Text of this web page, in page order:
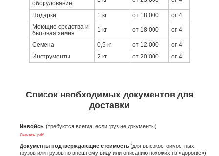
оборудование
Подарки 1 кг от 18 000
от 4
Моющие средства и
бытовая химия
1 кг от 18 000 от 4
Семена 0,5 кг от 12 000
от 4
Инструменты
2 кг от 20 000 от 4
Список необходимых документов для
доставки
Инвойсы (требуются всегда, если груз не документы)
Скачать .pdf
Документы подтверждающие стоимость (для высокостоимостных
грузов или грузов по внешнему виду или описанию похожих на «дорогие»)